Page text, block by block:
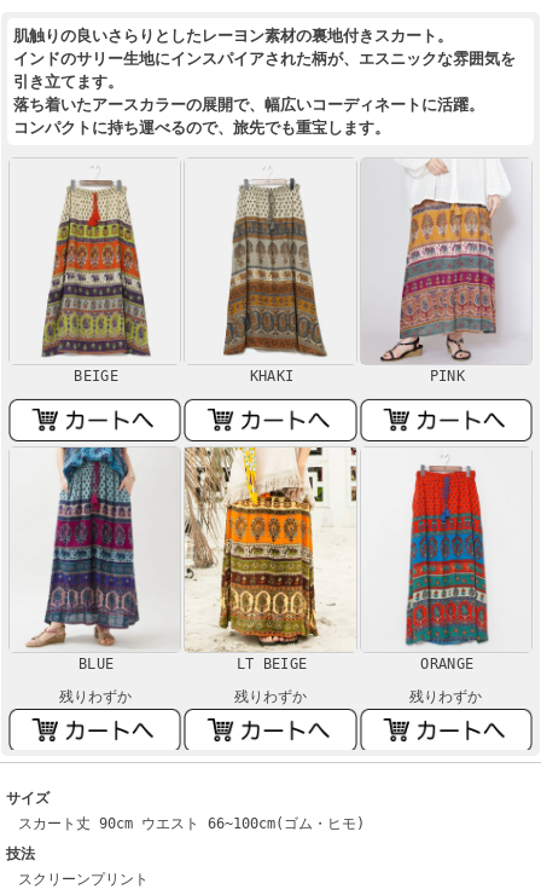
肌触りの良いさらりとしたレーヨン素材の裏地付きスカート。
インドのサリー生地にインスパイアされた柄が、エスニックな雰囲気を
引き立てます。
落ち着いたアースカラーの展開で、幅広いコーディネートに活躍。
コンパクトに持ち運べるので、旅先でも重宝します。
BEIGE KHAKI PINK
BLUE
残りわずか
LT BEIGE
残りわずか
ORANGE
残りわずか
サイズ
スカート丈 90cm ウエスト 66~100cm(ゴム・ヒモ)
技法
スクリーンプリント